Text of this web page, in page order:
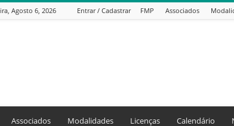
Agosto 6, 2026 Entrar / Cadastrar FMP Associados
Associados Modalidades Licenças Calendário